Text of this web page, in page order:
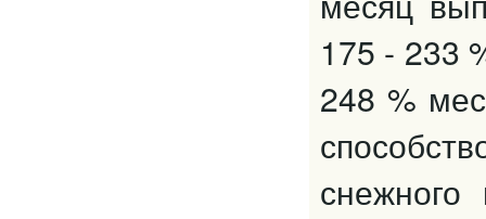
175 - 233
248 %